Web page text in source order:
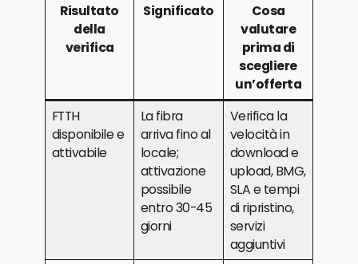
Risultato
della
verifica
Significato
Cosa
valutare
prima di
scegliere
un’offerta
FTTH
disponibile e
attivabile
La fibra
arriva fino al
locale;
attivazione
possibile
entro 30-45
giorni
Verifica la
velocità in
download e
upload, BMG,
SLA e tempi
di ripristino,
servizi
aggiuntivi